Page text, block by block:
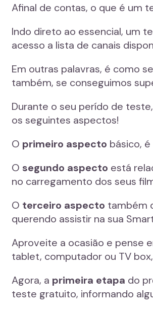
Afinal de contas, o que é um
Indo direto ao essencial, um
acesso a lista de canais
Em outras palavras, é como
também, se conseguimos
Durante o seu perído de
os seguintes aspectos!
O primeiro aspecto básico,
O segundo aspecto está
no carregamento dos seus
O terceiro aspecto também
querendo assistir na sua
Aproveite a ocasião e pense
tablet, computador ou TV
Agora, a primeira etapa do
teste gratuito, informando